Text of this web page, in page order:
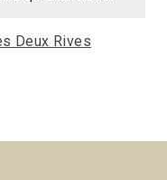
Deux Rives